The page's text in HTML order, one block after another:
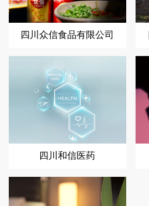
四川众信食品有限公司
四川和信医药